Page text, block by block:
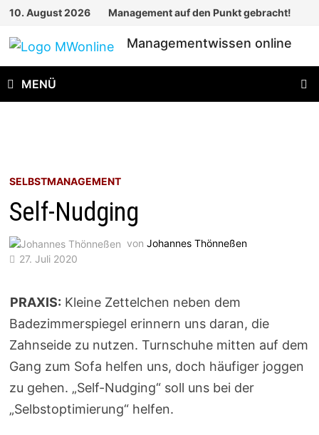
Zum
springen
10. August 2026 Management auf den Punkt gebracht!
Managementwissen online
MENÜ
SELBSTMANAGEMENT
Self-Nudging
vonJohannes Thönneßen
27. Juli 2020
PRAXIS: Kleine Zettelchen neben dem
Badezimmerspiegel erinnern uns daran, die
Zahnseide zu nutzen. Turnschuhe mitten auf dem
Gang zum Sofa helfen uns, doch häufiger joggen
zu gehen. „Self-Nudging“ soll uns bei der
„Selbstoptimierung“ helfen.